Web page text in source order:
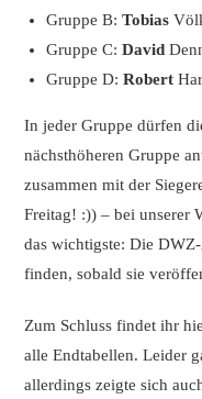
Gruppe B:Tobias
Gruppe C:David
Gruppe D:Robert
In jeder Gruppe dürfen
nächsthöheren Gruppe
zusammen mit der
Freitag! :)) – bei unserer
das wichtigste: Die
finden, sobald sie
Zum Schluss findet ihr
alle Endtabellen. Leider
allerdings zeigte sich